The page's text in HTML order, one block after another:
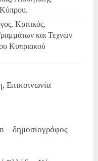
Κύπρου.
Κριτικός,
και Τεχνών
Κυπριακού
Επικοινωνία
– δημοσιογράφος